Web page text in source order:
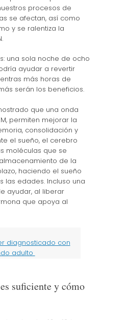
procesos de
se afectan, así como
y se ralentiza la
una sola noche de ocho
ayudar a revertir
más horas de
serán los beneficios.
que una onda
permiten mejorar la
consolidación y
el sueño, el cerebro
moléculas que se
de la
haciendo el sueño
las edades. Incluso una
ayudar, al liberar
que apoya al
diagnosticado con
adulto
suficiente y cómo